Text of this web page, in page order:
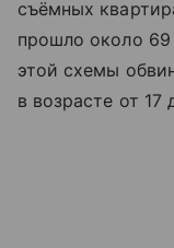
съёмных
прошло около 69
этой схемы
в возрасте от 17